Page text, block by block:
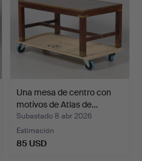
Una mesa de centro con
motivos de Atlas de…
Subastado 8 abr 2026
Estimación
85 USD